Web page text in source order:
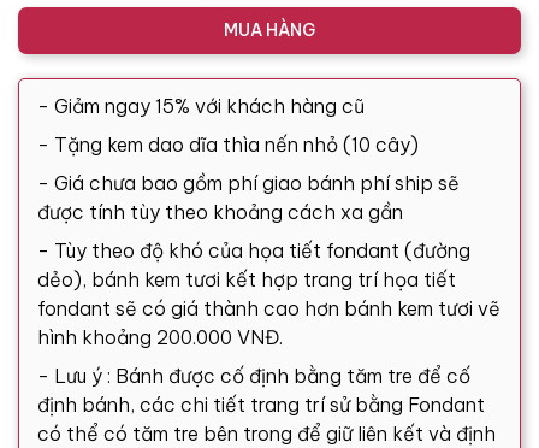
MUA HÀNG
- Giảm ngay 15% với khách hàng cũ
- Tặng kem dao dĩa thìa nến nhỏ (10 cây)
- Giá chưa bao gồm phí giao bánh phí ship sẽ
được tính tùy theo khoảng cách xa gần
- Tùy theo độ khó của họa tiết fondant (đường
dẻo), bánh kem tươi kết hợp trang trí họa tiết
fondant sẽ có giá thành cao hơn bánh kem tươi vẽ
hình khoảng 200.000 VNĐ.
- Lưu ý : Bánh được cố định bằng tăm tre để cố
định bánh, các chi tiết trang trí sử bằng Fondant
có thể có tăm tre bên trong để giữ liên kết và định